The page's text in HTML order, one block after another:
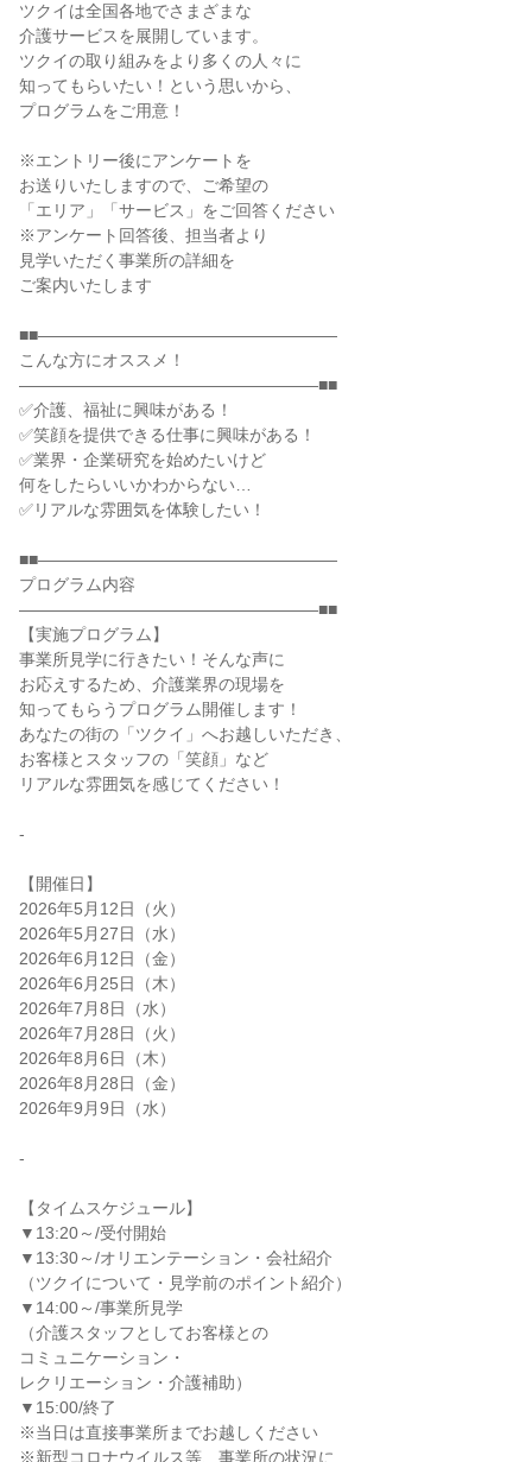
ツクイは全国各地でさまざまな
介護サービスを展開しています。
ツクイの取り組みをより多くの人々に
知ってもらいたい！という思いから、
プログラムをご用意！
※エントリー後にアンケートを
お送りいたしますので、ご希望の
「エリア」「サービス」をご回答ください
※アンケート回答後、担当者より
見学いただく事業所の詳細を
ご案内いたします
■■――――――――――――――――――
こんな方にオススメ！
――――――――――――――――――■■
✅介護、福祉に興味がある！
✅笑顔を提供できる仕事に興味がある！
✅業界・企業研究を始めたいけど
何をしたらいいかわからない…
✅リアルな雰囲気を体験したい！
■■――――――――――――――――――
プログラム内容
――――――――――――――――――■■
【実施プログラム】
事業所見学に行きたい！そんな声に
お応えするため、介護業界の現場を
知ってもらうプログラム開催します！
あなたの街の「ツクイ」へお越しいただき、
お客様とスタッフの「笑顔」など
リアルな雰囲気を感じてください！
-
【開催日】
2026年5月12日（火）
2026年5月27日（水）
2026年6月12日（金）
2026年6月25日（木）
2026年7月8日（水）
2026年7月28日（火）
2026年8月6日（木）
2026年8月28日（金）
2026年9月9日（水）
-
【タイムスケジュール】
▼13:20～/受付開始
▼13:30～/オリエンテーション・会社紹介
（ツクイについて・見学前のポイント紹介）
▼14:00～/事業所見学
（介護スタッフとしてお客様との
コミュニケーション・
レクリエーション・介護補助）
▼15:00/終了
※当日は直接事業所までお越しください
※新型コロナウイルス等、事業所の状況に